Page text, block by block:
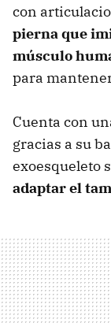
con
pierna que
músculo
para
Cuenta con
gracias a su
exoesqueleto
adaptar el